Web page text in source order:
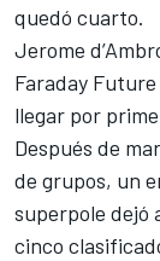
quedó cuarto.
Jerome
Faraday
llegar por
Después de
de grupos, un
superpole dejó
cinco